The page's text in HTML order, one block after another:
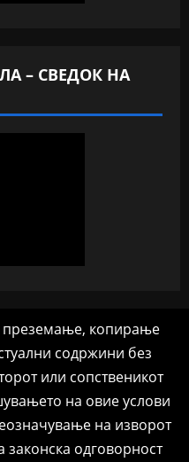
– СВЕДОК НА
преземање, копирање
содржини без
или сопственикот
на овие услови
на изворот
одговорност